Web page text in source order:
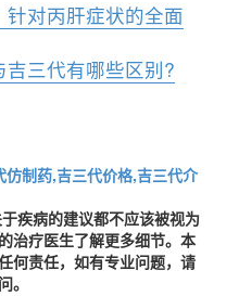
对丙肝症状的全面
三代有哪些区别?
仿制药,吉三代价格,吉三代介
疾病的建议都不应该被视为
治疗医生了解更多细节。本
何责任，如有专业问题，请
。